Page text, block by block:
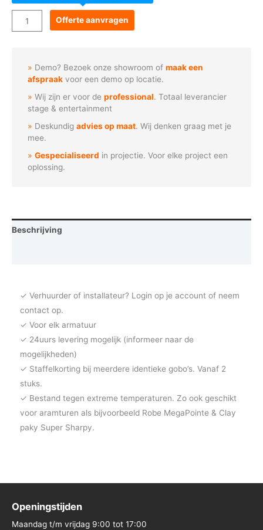
Goboservice
-
aantal
Offerte aanvragen
Demo? Bezoek onze showroom ofmaak een
afspraak voor een demo op locatie.
Wij zijn er voor deprofessional. Totaal leverancier
stage & entertainment
Deskundigadvies op maat. Wij denken graag met je
mee.
Gespecialiseerd in projectie. Voor elke project een
oplossing.
Beschrijving
✓ Verhuurder of installateur? Login op je account of neem
contact op.
✓ Voor elk armatuur
✓ 24uurs levering mogelijk (informeer naar de
mogelijkheden)
✓ Staffelkorting bij meerdere identieke gobo’s. Vanaf 2
stuks.
✓ Bestand tegen extreme temperaturen. Zo ook geschikt
voor aramturen als bijvoorbeeld Robe MegaPointe & Clay
paky Super Sharpy.
Openingstijden
Maandag t/m vrijdag 9:00 tot 17:00